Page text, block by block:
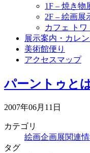
1F – 焼き物
2F – 絵画展
カフェ トワ
展示案内・カレ
美術館便り
アクセスマップ
パーントゥと
2007年06月11日
カテゴリ
絵画企画展関連
タグ